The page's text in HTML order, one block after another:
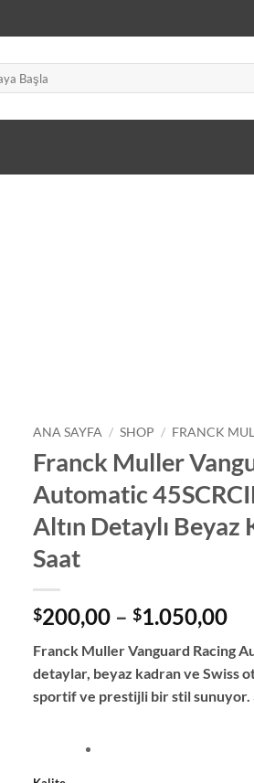
ANA SAYFA / SHOP / FRANCK
Franck Muller
Automatic
Altın Detaylı Beyaz
Saat
$200,00 – $1.050,00
-
Franck Muller Vanguard Racing
detaylar, beyaz kadran ve Swiss
sportif ve prestijli bir stil